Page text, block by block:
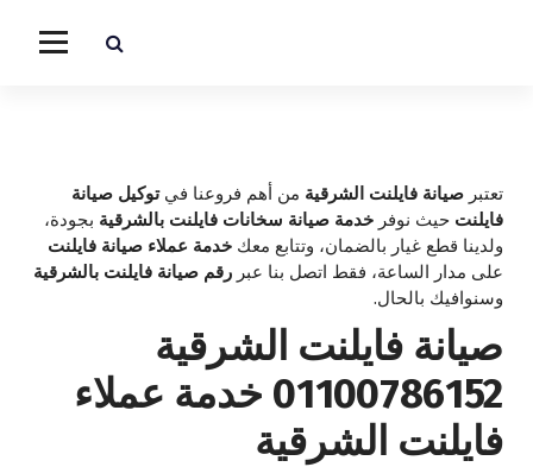
تعتبر صيانة فايلنت الشرقية من أهم فروعنا في توكيل صيانة
فايلنت حيث نوفر خدمة صيانة سخانات فايلنت بالشرقية بجودة،
ولدينا قطع غيار بالضمان، وتتابع معك خدمة عملاء صيانة فايلنت
على مدار الساعة، فقط اتصل بنا عبر رقم صيانة فايلنت بالشرقية
وسنوافيك بالحال.
صيانة فايلنت الشرقية
01100786152 خدمة عملاء
فايلنت الشرقية